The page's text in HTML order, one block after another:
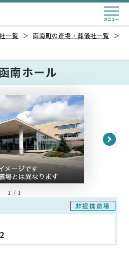
一覧 ＞ 函南町の斎場・葬儀社一覧
＞
南ホール
1 / 1
非提携斎場